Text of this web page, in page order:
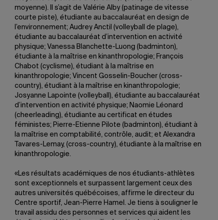
moyenne). Il s’agit de Valérie Alby (patinage de vitesse
courte piste), étudiante au baccalauréat en design de
l’environnement; Audrey Anctil (volleyball de plage),
étudiante au baccalauréat d’intervention en activité
physique; Vanessa Blanchette-Luong (badminton),
étudiante à la maîtrise en kinanthropologie; François
Chabot (cyclisme), étudiant à la maîtrise en
kinanthropologie; Vincent Gosselin-Boucher (cross-
country), étudiant à la maîtrise en kinanthropologie;
Josyanne Lapointe (volleyball), étudiante au baccalauréat
d’intervention en activité physique; Naomie Léonard
(cheerleading), étudiante au certificat en études
féministes; Pierre-Etienne Pilote (badminton), étudiant à
la maîtrise en comptabilité, contrôle, audit; et Alexandra
Tavares-Lemay, (cross-country), étudiante à la maîtrise en
kinanthropologie.
«Les résultats académiques de nos étudiants-athlètes
sont exceptionnels et surpassent largement ceux des
autres universités québécoises, affirme le directeur du
Centre sportif, Jean-Pierre Hamel. Je tiens à souligner le
travail assidu des personnes et services qui aident les